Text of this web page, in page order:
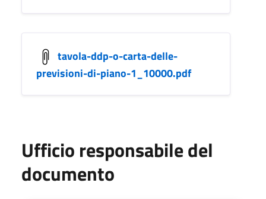
tavola-ddp-o-carta-delle-
previsioni-di-piano-1_10000.pdf
Ufficio responsabile del
documento